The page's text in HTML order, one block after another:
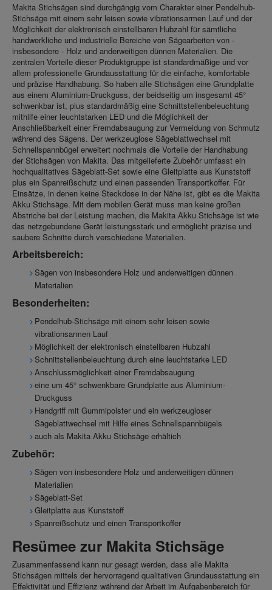
Makita Stichsägen sind durchgängig vom Charakter einer Pendelhub-
Stichsäge mit einem sehr leisen sowie vibrationsarmen Lauf und der
Möglichkeit der elektronisch einstellbaren Hubzahl für sämtliche
handwerkliche und industrielle Bereiche von Sägearbeiten von -
insbesondere - Holz und anderweitigen dünnen Materialien. Die
zentralen Vorteile dieser Produktgruppe ist standardmäßige und vor
allem professionelle Grundausstattung für die einfache, komfortable
und präzise Handhabung. So haben alle Stichsägen eine Grundplatte
aus einem Aluminium-Druckguss, der beidseitig um insgesamt 45°
schwenkbar ist, plus standardmäßig eine Schnittstellenbeleuchtung
mithilfe einer leuchtstarken LED und die Möglichkeit der
Anschließbarkeit einer Fremdabsaugung zur Vermeidung von Schmutz
während des Sägens. Der werkzeuglose Sägeblattwechsel mit
Schnellspannbügel erweitert nochmals die Vorteile der Handhabung
der Stichsägen von Makita. Das mitgelieferte Zubehör umfasst ein
hochqualitatives Sägeblatt-Set sowie eine Gleitplatte aus Kunststoff
plus ein Spanreißschutz und einen passenden Transportkoffer. Für
Einsätze, in denen keine Steckdose in der Nähe ist, gibt es die Makita
Akku Stichsäge. Mit dem mobilen Gerät muss man keine großen
Abstriche bei der Leistung machen, die Makita Akku Stichsäge ist wie
das netzgebundene Gerät leistungsstark und ermöglicht präzise und
saubere Schnitte durch verschiedene Materialien.
Arbeitsbereich:
Sägen von insbesondere Holz und anderweitigen dünnen
Materialien
Besonderheiten:
Pendelhub-Stichsäge mit einem sehr leisen sowie
vibrationsarmen Lauf
Möglichkeit der elektronisch einstellbaren Hubzahl
Schnittstellenbeleuchtung durch eine leuchtstarke LED
Anschlussmöglichkeit einer Fremdabsaugung
eine um 45° schwenkbare Grundplatte aus Aluminium-
Druckguss
Handgriff mit Gummipolster und ein werkzeugloser
Sägeblattwechsel mit Hilfe eines Schnellspannbügels
auch als Makita Akku Stichsäge erhältich
Zubehör:
Sägen von insbesondere Holz und anderweitigen dünnen
Materialien
Sägeblatt-Set
Gleitplatte aus Kunststoff
Spanreißschutz und einen Transportkoffer
Resümee zur Makita Stichsäge
Zusammenfassend kann nur gesagt werden, dass alle Makita
Stichsägen mittels der hervorragend qualitativen Grundausstattung ein
Effektivität und Effizienz während der Arbeit im Aufgabenbereich für